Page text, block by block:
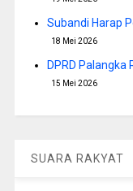
Subandi Harap
18 Mei 2026
DPRD Palangka
15 Mei 2026
SUARA RAKYAT